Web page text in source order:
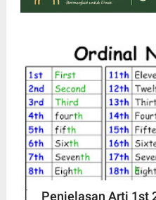
Penjelasan Arti 1st